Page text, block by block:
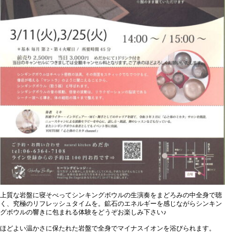
上質な岩盤に寝そべってシンキングボウルの生演奏をまどろみの中全身で聴
く、究極のリフレッシュタイムを。鉱石のエネルギーを感じながらシンキン
グボウルの響きに包まれる体験をどうぞお楽しみ下さい♪
ほどよい温かさに保たれた岩盤で全身でマイナスイオンを浴びられます。